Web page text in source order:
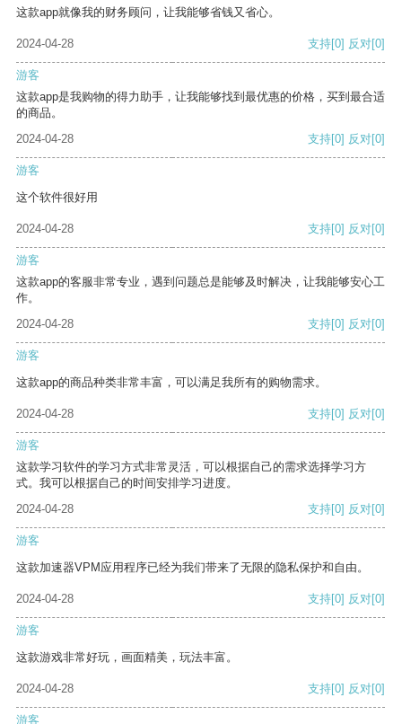
这款app就像我的财务顾问，让我能够省钱又省心。
2024-04-28 支持[0] 反对[0]
游客
这款app是我购物的得力助手，让我能够找到最优惠的价格，买到最合适
的商品。
2024-04-28
支持[0] 反对[0]
游客
这个软件很好用
2024-04-28 支持[0] 反对[0]
游客
这款app的客服非常专业，遇到问题总是能够及时解决，让我能够安心工
作。
2024-04-28
支持[0] 反对[0]
游客
这款app的商品种类非常丰富，可以满足我所有的购物需求。
2024-04-28 支持[0] 反对[0]
游客
这款学习软件的学习方式非常灵活，可以根据自己的需求选择学习方
式。我可以根据自己的时间安排学习进度。
2024-04-28
支持[0] 反对[0]
游客
这款加速器VPM应用程序已经为我们带来了无限的隐私保护和自由。
2024-04-28 支持[0] 反对[0]
游客
这款游戏非常好玩，画面精美，玩法丰富。
2024-04-28 支持[0] 反对[0]
游客